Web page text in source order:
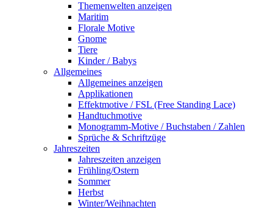
Themenwelten anzeigen
Maritim
Florale Motive
Gnome
Tiere
Kinder / Babys
Allgemeines
Allgemeines anzeigen
Applikationen
Effektmotive / FSL (Free Standing Lace)
Handtuchmotive
Monogramm-Motive / Buchstaben / Zahlen
Sprüche & Schriftzüge
Jahreszeiten
Jahreszeiten anzeigen
Frühling/Ostern
Sommer
Herbst
Winter/Weihnachten